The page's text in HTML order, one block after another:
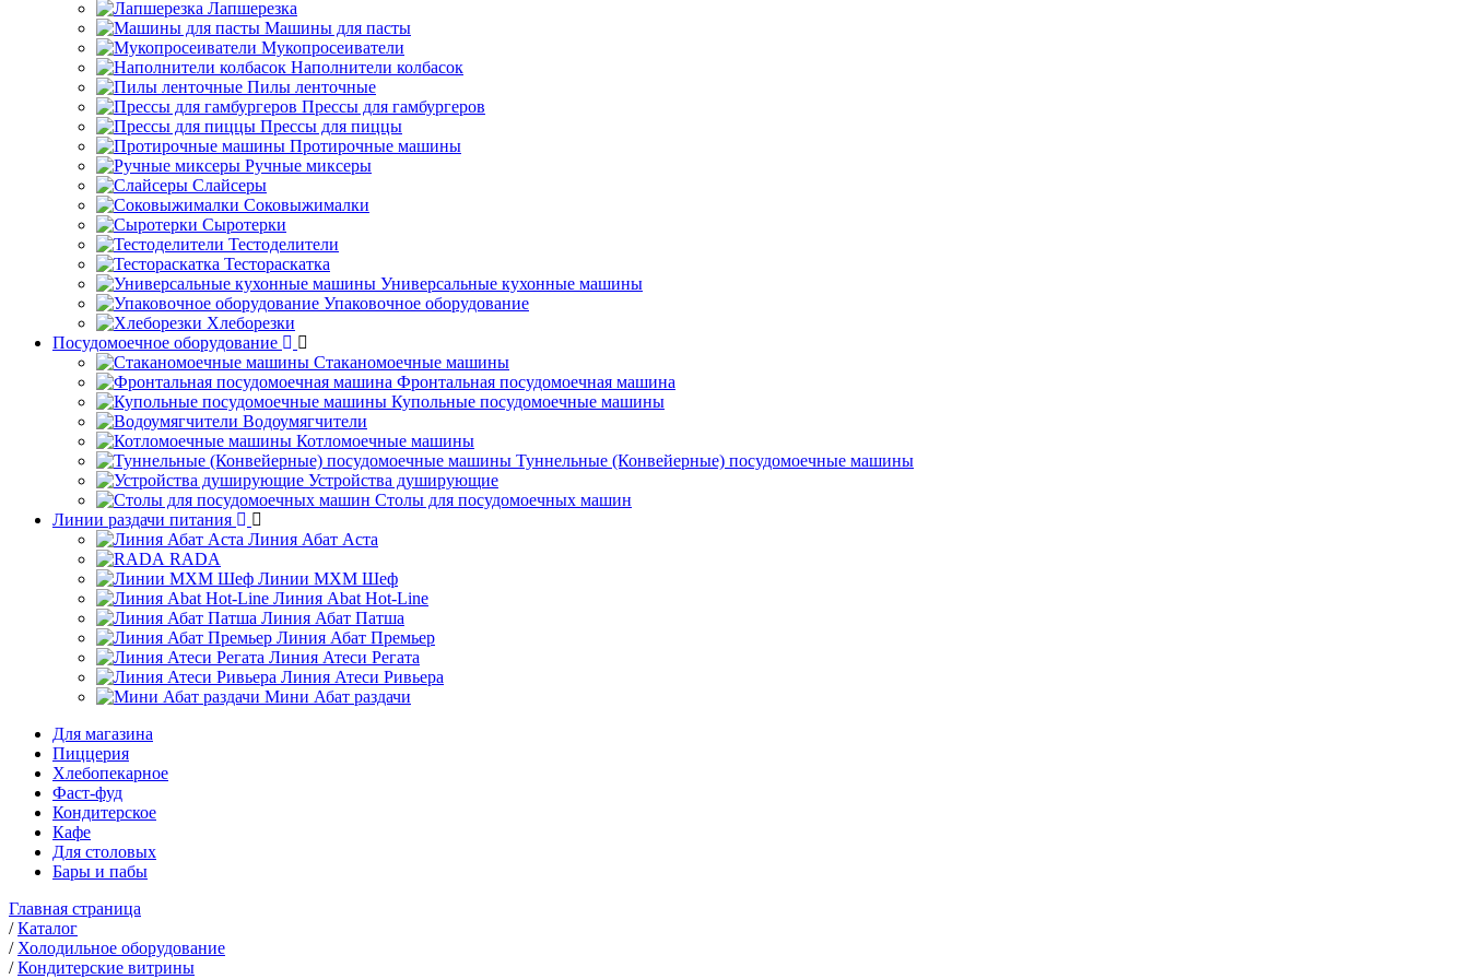
Лапшерезка
Машины для пасты
Мукопросеиватели
Наполнители колбасок
Пилы ленточные
Прессы для гамбургеров
Прессы для пиццы
Протирочные машины
Ручные миксеры
Слайсеры
Соковыжималки
Сыротерки
Тестоделители
Тестораскатка
Универсальные кухонные машины
Упаковочное оборудование
Хлеборезки
Посудомоечное оборудование
Стаканомоечные машины
Фронтальная посудомоечная машина
Купольные посудомоечные машины
Водоумягчители
Котломоечные машины
Туннельные (Конвейерные) посудомоечные машины
Устройства душирующие
Столы для посудомоечных машин
Линии раздачи питания
Линия Абат Аста
RADA
Линии МХМ Шеф
Линия Abat Hot-Line
Линия Абат Патша
Линия Абат Премьер
Линия Атеси Регата
Линия Атеси Ривьера
Мини Абат раздачи
Для магазина
Пиццерия
Хлебопекарное
Фаст-фуд
Кондитерское
Кафе
Для столовых
Бары и пабы
Главная страница
/Каталог
/ Холодильное оборудование
/Кондитерские витрины